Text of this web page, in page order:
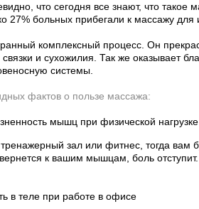
что сегодня все знают, что такое
27% больных прибегали к массажу
комплексный процесс. Он
и сухожилия. Так же оказывает
системы.
фактов о пользе массажа:
мышц при физической нагрузке
зал или фитнес, тогда вам
вернется к вашим мышцам, боль
в теле при работе в офисе